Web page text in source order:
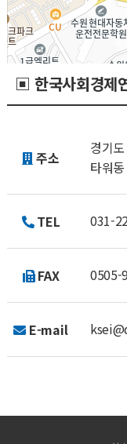
▣ 한국사회경제
주소
경기
타워
TEL 031-
FAX 0505-
E-mail